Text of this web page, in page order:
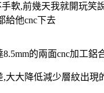
軟,前幾天我就開玩笑
給他cnc下去
的兩面cnc加工鋁
大大降低減少層紋出現